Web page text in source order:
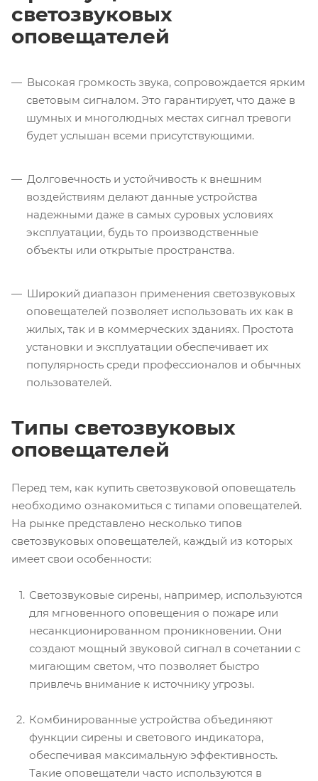
светозвуковых
оповещателей
Высокая громкость звука, сопровождается ярким
световым сигналом. Это гарантирует, что даже в
шумных и многолюдных местах сигнал тревоги
будет услышан всеми присутствующими.
Долговечность и устойчивость к внешним
воздействиям делают данные устройства
надежными даже в самых суровых условиях
эксплуатации, будь то производственные
объекты или открытые пространства.
Широкий диапазон применения светозвуковых
оповещателей позволяет использовать их как в
жилых, так и в коммерческих зданиях. Простота
установки и эксплуатации обеспечивает их
популярность среди профессионалов и обычных
пользователей.
Типы светозвуковых
оповещателей
Перед тем, как купить светозвуковой оповещатель
необходимо ознакомиться с типами оповещателей.
На рынке представлено несколько типов
светозвуковых оповещателей, каждый из которых
имеет свои особенности:
Светозвуковые сирены, например, используются
для мгновенного оповещения о пожаре или
несанкционированном проникновении. Они
создают мощный звуковой сигнал в сочетании с
мигающим светом, что позволяет быстро
привлечь внимание к источнику угрозы.
Комбинированные устройства объединяют
функции сирены и светового индикатора,
обеспечивая максимальную эффективность.
Такие оповещатели часто используются в